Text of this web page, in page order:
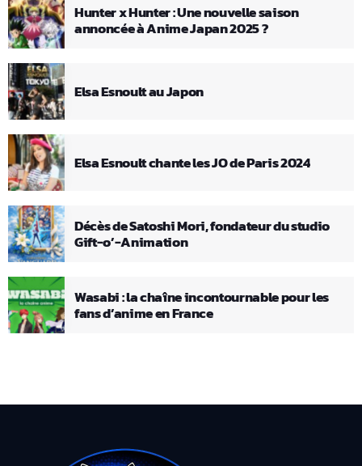
Hunter x Hunter : Une nouvelle saison
annoncée à Anime Japan 2025 ?
Elsa Esnoult au Japon
Elsa Esnoult chante les JO de Paris 2024
Décès de Satoshi Mori, fondateur du studio
Gift-o’-Animation
Wasabi : la chaîne incontournable pour les
fans d’anime en France